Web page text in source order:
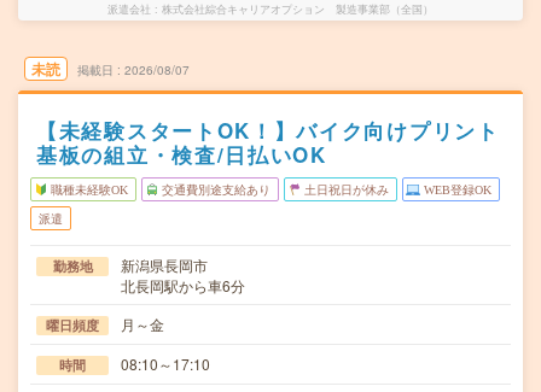
派遣会社 株式会社綜合キャリアオプション 製造事業部（全国）
未読 掲載日 2026/08/07
【未経験スタートOK！】バイク向けプリント
基板の組立・検査/日払いOK
職種未経験OK 交通費別途支給あり 土日祝日が休み WEB登録OK
派遣
勤務地
新潟県長岡市
北長岡駅から車6分
曜日頻度 月～金
時間 08:10～17:10